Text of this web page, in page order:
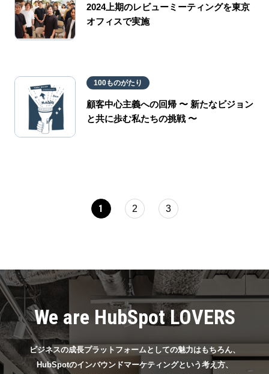
2024上期のレビューミーティングを東京
オフィスで実施
100ものがたり
顧客中心主義への回帰 〜 新たなビジョン
と共に歩む私たちの挑戦 〜
1 2 3
We are HubSpot LOVERS
ビジネスの成長プラットフォームとしての魅力はもちろん、
HubSpotのインバウンドマーケティングという考え方、